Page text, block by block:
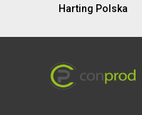
Harting Polska